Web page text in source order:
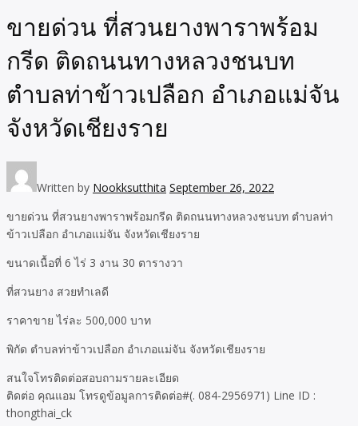
ขายด่วน ที่สวนยางพาราพร้อม
กรีด ติดถนนทางหลวงชนบท
ตำบลท่าข้าวเปลือก อำเภอแม่จัน
จังหวัดเชียงราย
Written by Nookksutthita September 26, 2022
ขายด่วน ที่สวนยางพาราพร้อมกรีด ติดถนนทางหลวงชนบท ตำบลท่า
ข้าวเปลือก อำเภอแม่จัน จังหวัดเชียงราย
ขนาดเนื้อที่ 6 ไร่ 3 งาน 30 ตารางวา
ที่สวนยาง สวยทำเลดี
ราคาขาย ไร่ละ 500,000 บาท
พิกัด ตำบลท่าข้าวเปลือก อำเภอแม่จัน จังหวัดเชียงราย
สนใจโทรติดต่อสอบถามรายละเอียด
ติดต่อ คุณแอม โทรดูข้อมูลการติดต่อ#(. 084-2956971) Line ID :
thongthai_ck